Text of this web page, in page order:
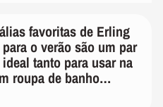
favoritas de Erling
o verão são um par
tanto para usar na
roupa de banho